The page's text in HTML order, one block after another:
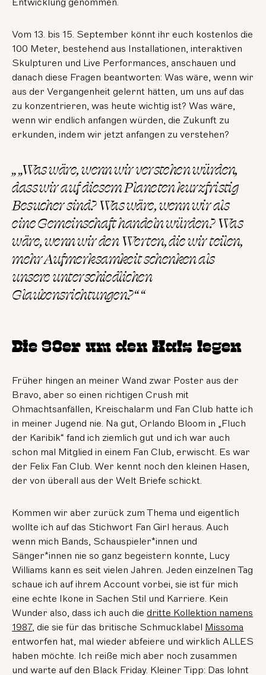
Entwicklung genommen.
Vom 13. bis 15. September könnt ihr euch kostenlos die
100 Meter, bestehend aus Installationen, interaktiven
Skulpturen und Live Performances, anschauen und
danach diese Fragen beantworten: Was wäre, wenn wir
aus der Vergangenheit gelernt hätten, um uns auf das
zu konzentrieren, was heute wichtig ist? Was wäre,
wenn wir endlich anfangen würden, die Zukunft zu
erkunden, indem wir jetzt anfangen zu verstehen?
„ „Was wäre, wenn wir verstehen würden,
dass wir auf diesem Planeten kurzfristig
Besucher sind? Was wäre, wenn wir als
eine Gemeinschaft handeln würden? Was
wäre, wenn wir den Werten, die wir teilen,
mehr Aufmerksamkeit schenken als
unsere unterschiedlichen
Glaubensrichtungen?“ “
Die 90er um den Hals legen
Früher hingen an meiner Wand zwar Poster aus der
Bravo, aber so einen richtigen Crush mit
Ohmachtsanfällen, Kreischalarm und Fan Club hatte ich
in meiner Jugend nie. Na gut, Orlando Bloom in „Fluch
der Karibik“ fand ich ziemlich gut und ich war auch
schon mal Mitglied in einem Fan Club, erwischt. Es war
der Felix Fan Club. Wer kennt noch den kleinen Hasen,
der von überall aus der Welt Briefe schickt.
Kommen wir aber zurück zum Thema und eigentlich
wollte ich auf das Stichwort Fan Girl heraus. Auch
wenn mich Bands, Schauspieler*innen und
Sänger*innen nie so ganz begeistern konnte, Lucy
Williams kann es seit vielen Jahren. Jeden einzelnen Tag
schaue ich auf ihrem Account vorbei, sie ist für mich
eine echte Ikone in Sachen Stil und Karriere. Kein
Wunder also, dass ich auch die dritte Kollektion namens
1987, die sie für das britische Schmucklabel Missoma
entworfen hat, mal wieder abfeiere und wirklich ALLES
haben möchte. Ich reiße mich aber noch zusammen
und warte auf den Black Friday. Kleiner Tipp: Das lohnt